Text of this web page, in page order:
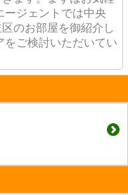
ージェントでは中央
のお部屋を御紹介し
をご検討いただいてい